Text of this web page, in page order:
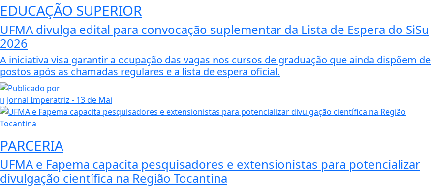
EDUCAÇÃO SUPERIOR
UFMA divulga edital para convocação suplementar da Lista de Espera do SiSu
2026
A iniciativa visa garantir a ocupação das vagas nos cursos de graduação que ainda dispõem de
postos após as chamadas regulares e a lista de espera oficial.
Jornal Imperatriz - 13 de Mai
PARCERIA
UFMA e Fapema capacita pesquisadores e extensionistas para potencializar
divulgação científica na Região Tocantina